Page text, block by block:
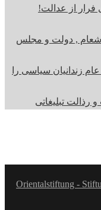
, دولت و مجلس
قتل عام زندانیان سیاسی را
رذالت تبلیغاتی
Orientalstiftung -